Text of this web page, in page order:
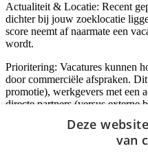
Actualiteit & Locatie: Recent
dichter bij jouw zoeklocatie
score neemt af naarmate een
wordt.
Prioritering: Vacatures kunnen
door commerciële afspraken.
promotie), werkgevers met een
directe partners (versus externe
Deze
van